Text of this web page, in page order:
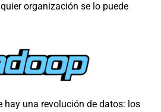
organización se lo puede
hay una revolución de datos: los